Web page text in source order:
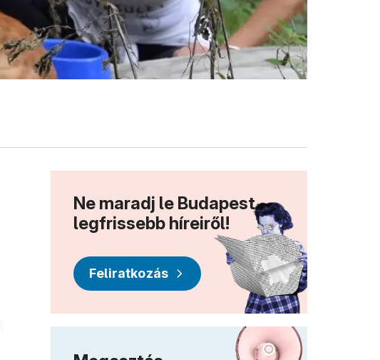
Ne maradj le Budapest
legfrissebb híreiről!
Feliratkozás